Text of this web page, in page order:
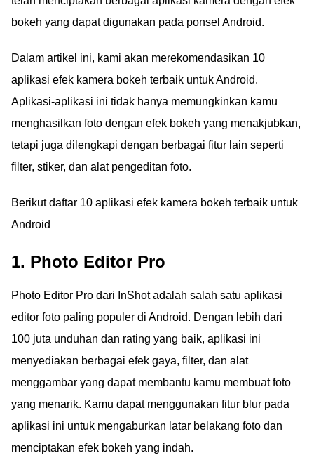
bokeh yang dapat digunakan pada ponsel Android.
Dalam artikel ini, kami akan merekomendasikan 10
aplikasi efek kamera bokeh terbaik untuk Android.
Aplikasi-aplikasi ini tidak hanya memungkinkan kamu
menghasilkan foto dengan efek bokeh yang menakjubkan,
tetapi juga dilengkapi dengan berbagai fitur lain seperti
filter, stiker, dan alat pengeditan foto.
Berikut daftar 10 aplikasi efek kamera bokeh terbaik untuk
Android
1. Photo Editor Pro
Photo Editor Pro dari InShot adalah salah satu aplikasi
editor foto paling populer di Android. Dengan lebih dari
100 juta unduhan dan rating yang baik, aplikasi ini
menyediakan berbagai efek gaya, filter, dan alat
menggambar yang dapat membantu kamu membuat foto
yang menarik. Kamu dapat menggunakan fitur blur pada
aplikasi ini untuk mengaburkan latar belakang foto dan
menciptakan efek bokeh yang indah.